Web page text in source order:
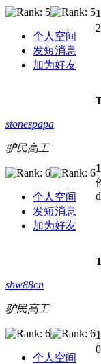
个人空间
发短消息
加为好友
stonespapa
驴民高工
个人空间
发短消息
加为好友
shw88cn
驴民高工
个人空间